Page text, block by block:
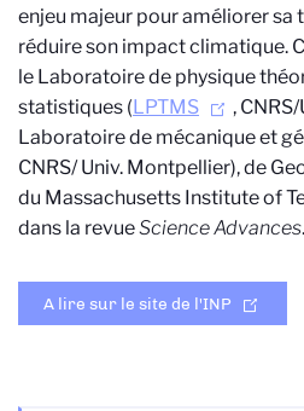
enjeu majeur pour améliorer sa
réduire son impact climatique.
le Laboratoire de physique
statistiques (LPTMS
,
Laboratoire de mécanique et
CNRS/ Univ. Montpellier), de
du Massachusetts Institute of
dans la revueScience Advances.
A lire sur le site de l'INP